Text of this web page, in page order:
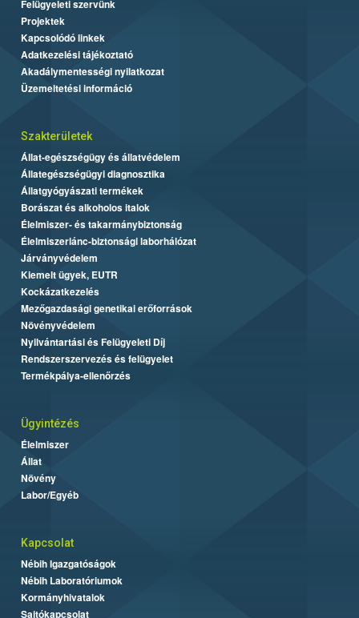
Felügyeleti szervünk
Projektek
Kapcsolódó linkek
Adatkezelési tájékoztató
Akadálymentességi nyilatkozat
Üzemeltetési információ
Szakterületek
Állat-egészségügy és állatvédelem
Állategészségügyi diagnosztika
Állatgyógyászati termékek
Borászat és alkoholos italok
Élelmiszer- és takarmánybiztonság
Élelmiszerlánc-biztonsági laborhálózat
Járványvédelem
Kiemelt ügyek, EUTR
Kockázatkezelés
Mezőgazdasági genetikai erőforrások
Növényvédelem
Nyilvántartási és Felügyeleti Díj
Rendszerszervezés és felügyelet
Termékpálya-ellenőrzés
Ügyintézés
Élelmiszer
Állat
Növény
Labor/Egyéb
Kapcsolat
Nébih Igazgatóságok
Nébih Laboratóriumok
Kormányhivatalok
Sajtókapcsolat